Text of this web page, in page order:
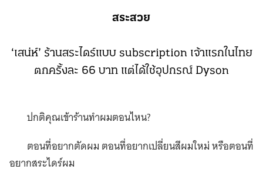
สระสวย
‘เสน่ห์’ ร้านสระไดร์แบบ subscription เจ้าแรกในไทย
ตกครั้งละ 66 บาท แต่ได้ใช้อุปกรณ์ Dyson
ปกติคุณเข้าร้านทำผมตอนไหน?
ตอนที่อยากตัดผม ตอนที่อยากเปลี่ยนสีผมใหม่ หรือตอนที่
อยากสระไดร์ผม